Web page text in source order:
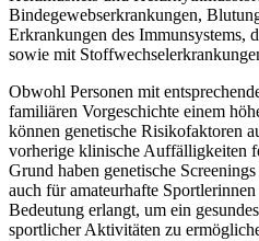
Bindegewebserkrankungen,
Erkrankungen des Immunsystems,
sowie mit
Obwohl Personen mit
familiären Vorgeschichte einem
können genetische Risikofaktoren
vorherige klinische Auffälligkeiten
Grund haben genetische
auch für amateurhafte
Bedeutung erlangt, um ein
sportlicher Aktivitäten zu